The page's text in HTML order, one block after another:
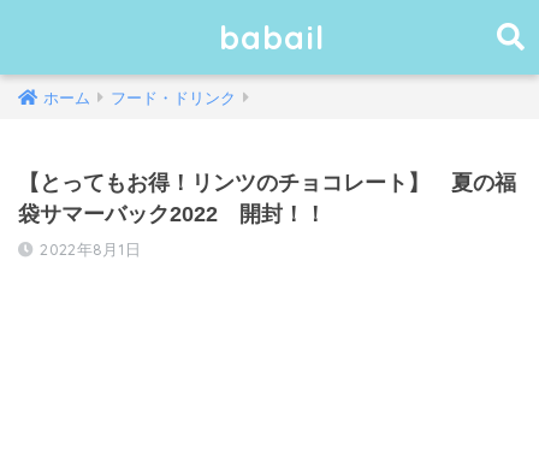
babail
ホーム フード・ドリンク
【とってもお得！リンツのチョコレート】 夏の福
袋サマーバック2022 開封！！
2022年8月1日